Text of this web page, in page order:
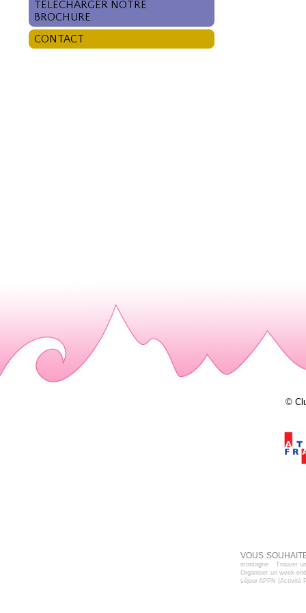
TÉLÉCHARGER NOTRE
BROCHURE
CONTACT
©
VOUS
montagne
Trouver
Organiser un week-
séjour APPN (Activité